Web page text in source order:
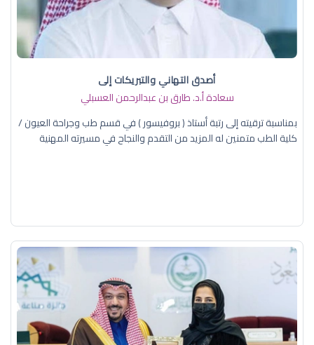
أصدق التهاني والتبريكات إلى
سعادة أ.د. ​طارق بن عبدالرحمن العسبلي
بمناسبة ترقيته إلى رتبة أستاذ ( بروفيسور ) في قسم طب وجراحة العيون /
كلية الطب متمنين له المزيد من التقدم والنجاح في مسيرته المهنية